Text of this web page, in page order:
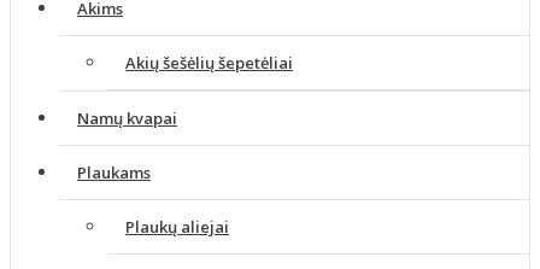
Akims
Akių šešėlių šepetėliai
Namų kvapai
Plaukams
Plaukų aliejai